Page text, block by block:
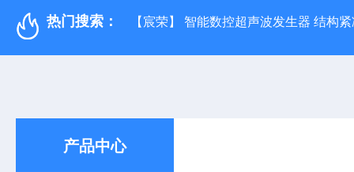
热门搜索： 【宸荣】 智能数控超声波发生器 结构
产品中心